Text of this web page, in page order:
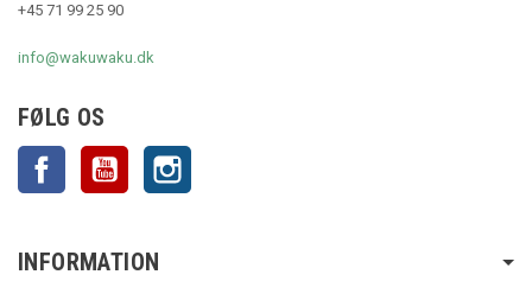
+45 71 99 25 90
info@wakuwaku.dk
FØLG OS
Facebook YouTube
INFORMATION